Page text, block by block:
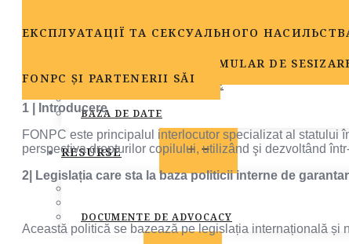
MEMBRI
OPEN
PROCEDURA DE ADERARE
CARTA COMUNA
BAZA DE DATE
RESURSE
OPEN
DOCUMENTE DE ADVOCACY
ЕКСПЛУАТАЦІЇ ТА СЕКСУАЛЬНОГО
DESCARCĂ ANEXA 2 - FORMULAR DE
FONPC ȘI PARTENERII SĂI
1 | Introducere
FONPC este principalul interlocutor specializat al
perspectiva drepturilor copilului, utilizând şi dezvoltând
2| Legislația care sta la baza politicii interne de
Această politică se bazează pe legislația internațională și